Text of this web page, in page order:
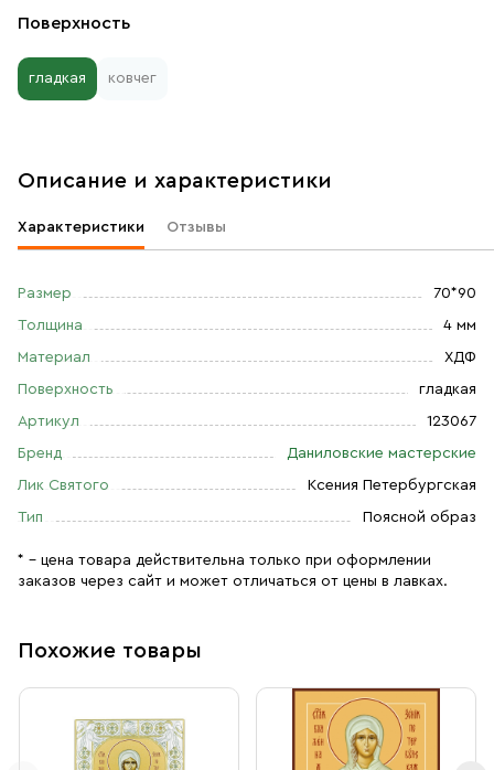
Поверхность
гладкая ковчег
Описание и характеристики
Характеристики Отзывы
Размер 70*90
Толщина 4 мм
Материал ХДФ
Поверхность гладкая
Артикул 123067
Бренд Даниловские мастерские
Лик Святого Ксения Петербургская
Тип Поясной образ
* – цена товара действительна только при оформлении
заказов через сайт и может отличаться от цены в лавках.
Похожие товары